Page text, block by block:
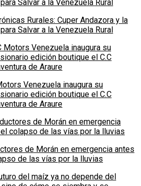
Rurales: Cuper Andazora y la
Salvar a la Venezuela Rural
Venezuela inaugura su
edición boutique el C.C
de Araure
de Morán en emergencia antes
de las vías por la lluvias